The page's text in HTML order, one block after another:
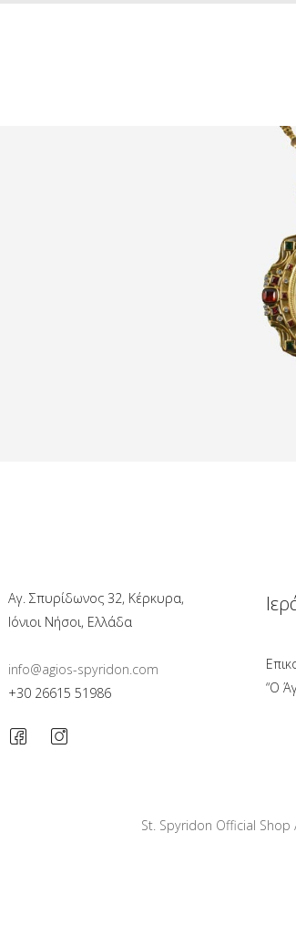
Αγ. Σπυρίδωνος 32, Κέρκυρα,
Ιόνιοι Νήσοι, Ελλάδα
info@agios-spyridon.com
+30 26615 51986
“Ο
St. Spyridon Official